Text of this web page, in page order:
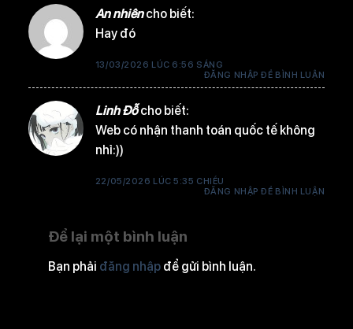
Tập 35
Tập 34 Free
An nhiên cho biết:
Hay đó
13/03/2026 LÚC 6:56 SÁNG
ĐĂNG NHẬP ĐỂ BÌNH LUẬN
Linh Đỗ cho biết:
Web có nhận thanh toán quốc tế không
nhỉ:))
22/05/2026 LÚC 5:35 CHIỀU
ĐĂNG NHẬP ĐỂ BÌNH LUẬN
Để lại một bình luận
Bạn phải đăng nhậpđể gửi bình luận.